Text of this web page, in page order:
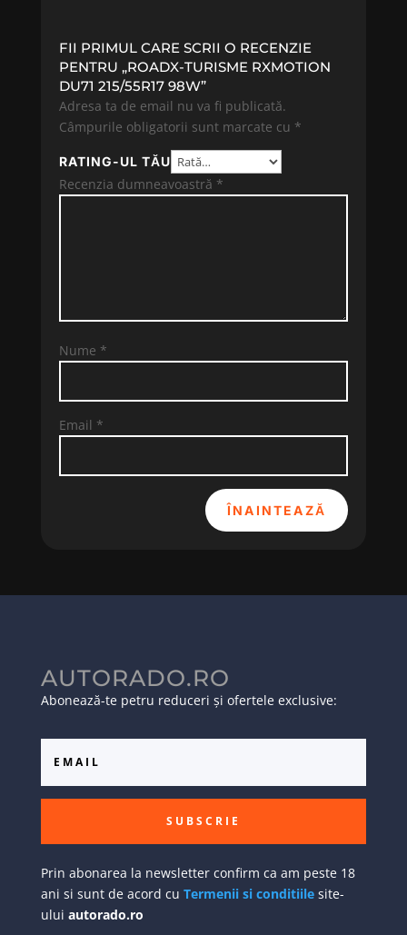
FII PRIMUL CARE SCRII O RECENZIE
PENTRU „ROADX-TURISME RXMOTION
DU71 215/55R17 98W”
Adresa ta de email nu va fi publicată.
Câmpurile obligatorii sunt marcate cu *
RATING-UL TĂU
Recenzia dumneavoastră *
Nume *
Email *
ÎNAINTEAZĂ
AUTORADO.RO
Abonează-te petru reduceri și ofertele exclusive:
SUBSCRIE
Prin abonarea la newsletter confirm ca am peste 18
ani si sunt de acord cu Termenii si conditiilesite-
ului autorado.ro